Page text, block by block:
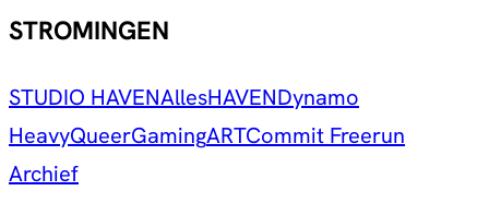
STROMINGEN
STUDIO HAVENAllesHAVENDynamo
HeavyQueerGamingARTCommit Freerun
Archief